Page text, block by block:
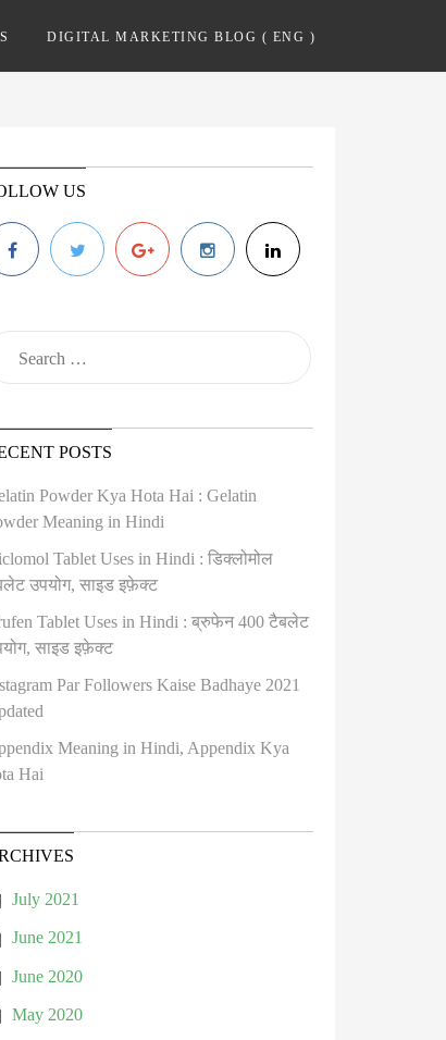
DIGITAL MARKETING BLOG ( ENG )
US
POSTS
Powder Kya Hota Hai : Gelatin
Meaning in Hindi
Tablet Uses in Hindi : डिक्लोमोल
उपयोग, साइड इफ़ेक्ट
Tablet Uses in Hindi : ब्रुफेन 400 टैबलेट
साइड इफ़ेक्ट
Par Followers Kaise Badhaye 2021
Meaning in Hindi, Appendix Kya
Hai
July 2021
June 2021
June 2020
May 2020